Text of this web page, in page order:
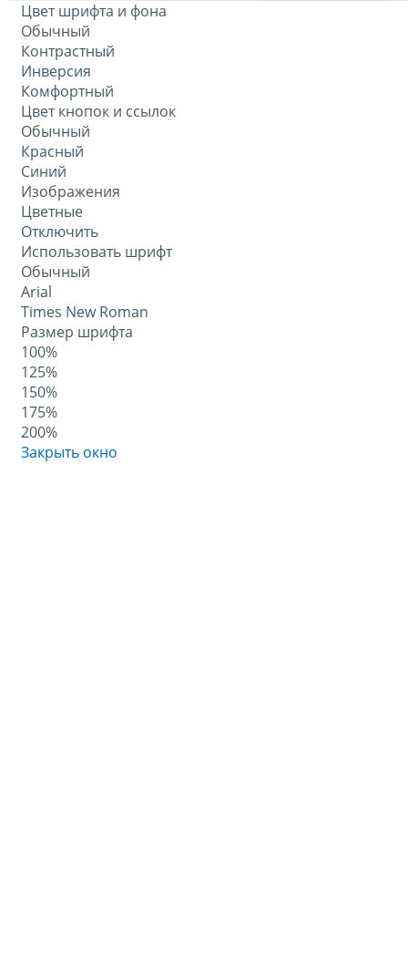
Цвет шрифта и фона
Обычный
Контрастный
Инверсия
Комфортный
Цвет кнопок и ссылок
Обычный
Красный
Синий
Изображения
Цветные
Отключить
Использовать шрифт
Обычный
Arial
Times New Roman
Размер шрифта
100%
125%
150%
175%
200%
Закрыть окно